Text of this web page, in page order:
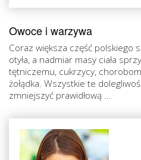
Owoce i warzywa
Coraz większa część polskiego
otyła, a nadmiar masy ciała
tętniczemu, cukrzycy,
żołądka. Wszystkie te
zmniejszyć prawidłową ...